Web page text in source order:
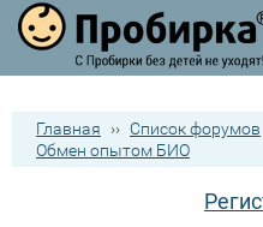
Главная ›› Список форумов
Обмен опытом БИО